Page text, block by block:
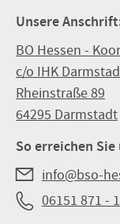
Unsere
BO Hessen -
c/o IHK
Rheinstraße 89
64295 Darmstadt
So erreichen Sie
info@bso-
06151 871 -